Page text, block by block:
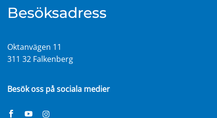
Besöksadress
Oktanvägen 11
311 32 Falkenberg
Besök oss på sociala medier